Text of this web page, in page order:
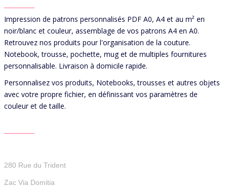
Impression de patrons personnalisés PDF A0, A4 et au m² en
noir/blanc et couleur, assemblage de vos patrons A4 en A0.
Retrouvez nos produits pour l'organisation de la couture.
Notebook, trousse, pochette, mug et de multiples fournitures
personnalisable. Livraison à domicile rapide.
Personnalisez vos produits, Notebooks, trousses et autres objets
avec votre propre fichier, en définissant vos paramètres de
couleur et de taille.
280 Rue du Trident
Zac Via Domitia